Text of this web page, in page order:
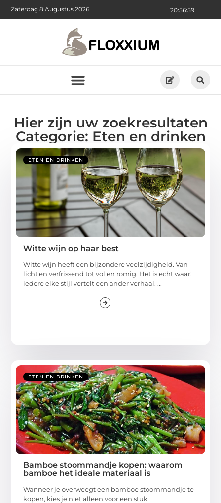
20:57:01
Zaterdag 8 Augustus 2026
Hier zijn uw zoekresultaten
Categorie: Eten en drinken
ETEN EN DRINKEN
Witte wijn op haar best
Witte wijn heeft een bijzondere veelzijdigheid. Van
licht en verfrissend tot vol en romig. Het is echt waar:
iedere elke stijl vertelt een ander verhaal. ...
ETEN EN DRINKEN
Bamboe stoommandje kopen: waarom
bamboe het ideale materiaal is
Wanneer je overweegt een bamboe stoommandje te
kopen, kies je niet alleen voor een stuk